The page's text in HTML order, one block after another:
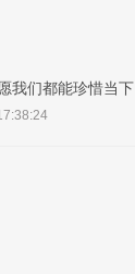
我们都能珍惜当